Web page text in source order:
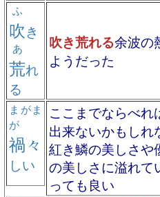
吹
ふ
き
荒
あ
れ
る
吹き荒れる余波の
ようだった
禍々
まがま
が
しい
ここまでならべれ
出来ないかもしれ
紅き鱗の美しさや
の美しさに溢れて
っても良い